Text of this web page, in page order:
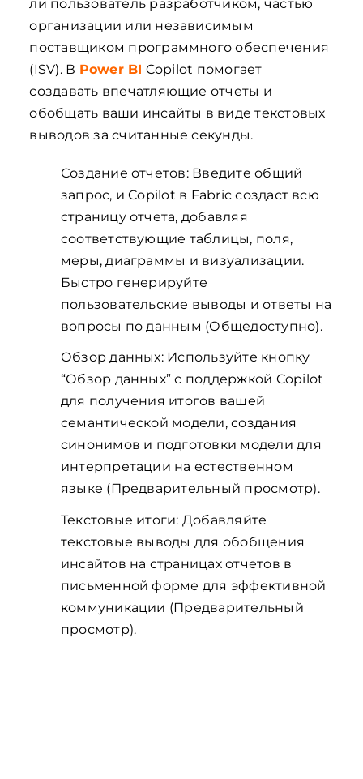
ли пользователь разработчиком, частью
организации или независимым
поставщиком программного обеспечения
(ISV). В Power BI Copilot помогает
создавать впечатляющие отчеты и
обобщать ваши инсайты в виде текстовых
выводов за считанные секунды.
Создание отчетов: Введите общий
запрос, и Copilot в Fabric создаст всю
страницу отчета, добавляя
соответствующие таблицы, поля,
меры, диаграммы и визуализации.
Быстро генерируйте
пользовательские выводы и ответы на
вопросы по данным (Общедоступно).
Обзор данных: Используйте кнопку
“Обзор данных” с поддержкой Copilot
для получения итогов вашей
семантической модели, создания
синонимов и подготовки модели для
интерпретации на естественном
языке (Предварительный просмотр).
Текстовые итоги: Добавляйте
текстовые выводы для обобщения
инсайтов на страницах отчетов в
письменной форме для эффективной
коммуникации (Предварительный
просмотр).